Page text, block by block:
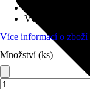
Včetně
Více informací o zboží
Množství (ks)